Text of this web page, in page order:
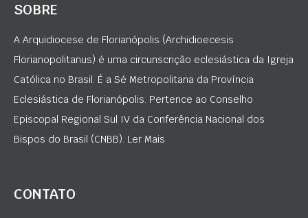
SOBRE
A Arquidiocese de Florianópolis (Archidioecesis
Florianopolitanus) é uma circunscrição eclesiástica da Igreja
Católica no Brasil. É a Sé Metropolitana da Província
Eclesiástica de Florianópolis. Pertence ao Conselho
Episcopal Regional Sul IV da Conferência Nacional dos
Bispos do Brasil (CNBB). Ler Mais
CONTATO